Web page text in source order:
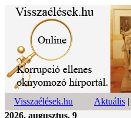
Visszaélések.hu Aktuális |
2026. augusztus. 9